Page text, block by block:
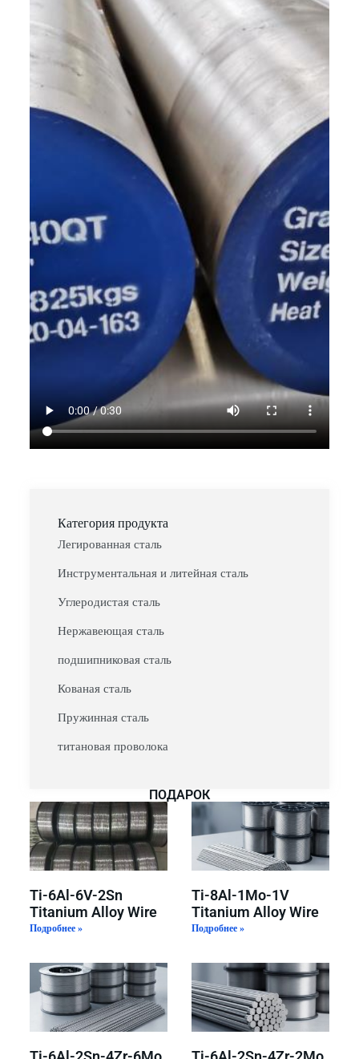
Категория продукта
Легированная сталь
Инструментальная и литейная сталь
Углеродистая сталь
Нержавеющая сталь
подшипниковая сталь
Кованая сталь
Пружинная сталь
титановая проволока
ПОДАРОК
Ti-6Al-6V-2Sn
Titanium Alloy Wire
Подробнее »
Ti-8Al-1Mo-1V
Titanium Alloy Wire
Подробнее »